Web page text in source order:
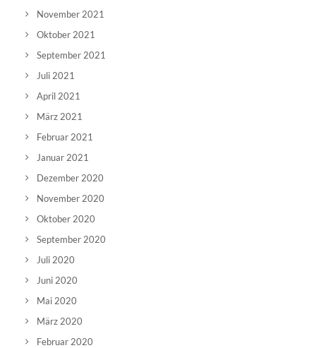
November 2021
Oktober 2021
September 2021
Juli 2021
April 2021
März 2021
Februar 2021
Januar 2021
Dezember 2020
November 2020
Oktober 2020
September 2020
Juli 2020
Juni 2020
Mai 2020
März 2020
Februar 2020